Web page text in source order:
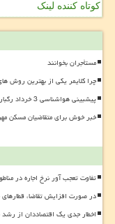
کوتاه کننده لینک
مستأجران بخوانند
چرا کلایمر یکی از بهترین روش
پیشبینی هواشناسی 3 خرداد رگبار و باد شدید تا روز سه شنبه ادامه دارد
خبر خوش برای متقاضیان مسکن
تفاوت تعجب آور نرخ اجاره در
در صورت افزایش تقاضا،
اخطار جدی یک اقتصاددان از رشد